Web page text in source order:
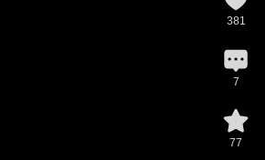
381
7
77